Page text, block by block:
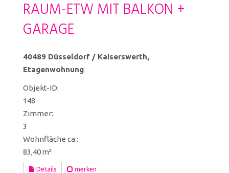
RAUM-ETW MIT BALKON +
GARAGE
40489 Düsseldorf / Kaiserswerth,
Etagenwohnung
Objekt-ID:
148
Zimmer:
3
Wohnfläche ca.:
83,40 m²
Details merken